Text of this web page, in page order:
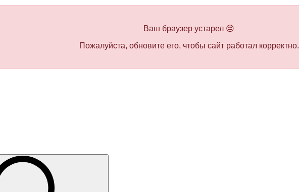
Ваш браузер устарел 😔
Пожалуйста, обновите его, чтобы сайт работал корректно.